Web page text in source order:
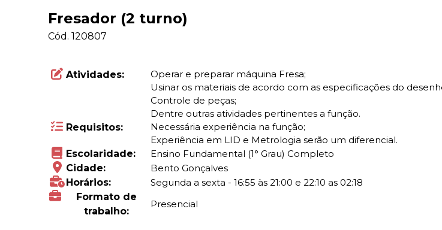
Fresador (2 turno)
Cód. 120807
Atividades:
Operar e preparar máquina Fresa;
Usinar os materiais de acordo com as especificações do
Controle de peças;
Dentre outras atividades pertinentes a função.
Requisitos:
Necessária experiência na função;
Experiência em LID e Metrologia serão um diferencial.
Escolaridade:
Ensino Fundamental (1° Grau) Completo
Cidade:
Bento Gonçalves
Horários:
Segunda a sexta - 16:55 às 21:00 e 22:10 as 02:18
Formato de
trabalho:
Presencial